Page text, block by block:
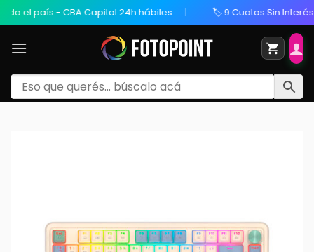
país - CBA Capital 24h hábiles 🏷️ 9 Cuotas Sin Interés /